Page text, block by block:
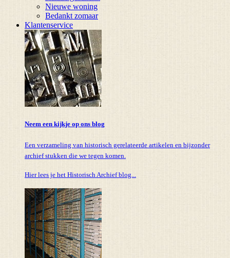
Nieuwe woning
Bedankt zomaar
Klantenservice
Neem een kijkje op ons blog
Een verzameling van historisch gerelateerde artikelen en bijzonder
archief stukken die we tegen komen.
Hier lees je het Historisch Archief blog...